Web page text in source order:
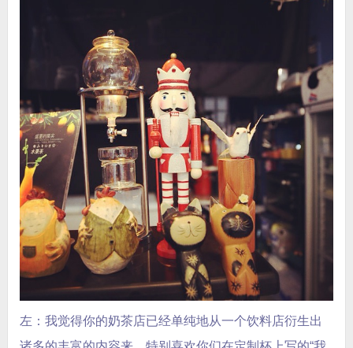
左：我觉得你的奶茶店已经单纯地从一个饮料店衍生出